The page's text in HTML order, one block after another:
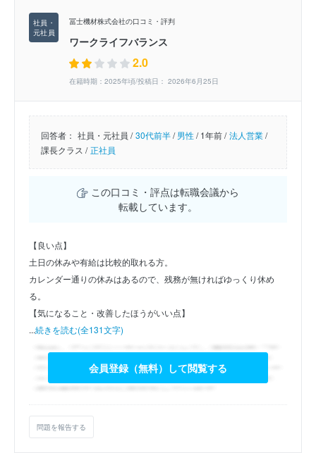
冨士機材株式会社の口コミ・評判
ワークライフバランス
2.0
在籍時期：2025年頃/投稿日： 2026年6月25日
回答者： 社員・元社員 / 30代前半/男性/1年前 / 法人営業/
課長クラス / 正社員
この口コミ・評点は転職会議から
転載しています。
【良い点】
土日の休みや有給は比較的取れる方。
カレンダー通りの休みはあるので、残務が無ければゆっくり休め
る。
【気になること・改善したほうがいい点】
...続きを読む(全131文字)
会員登録（無料）して閲覧する
問題を報告する